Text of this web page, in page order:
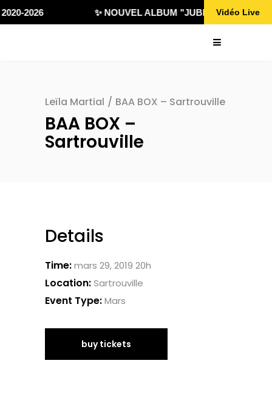
2026 ✨ NOUVEL ALBUM "JUBILÄ 432"Vidéo Live
Leïla Martial / BAA BOX – Sartrouville
BAA BOX –
Sartrouville
Details
Time:mars 29, 2019 20h
Location:Sartrouville
Event Type:Mars
buy tickets